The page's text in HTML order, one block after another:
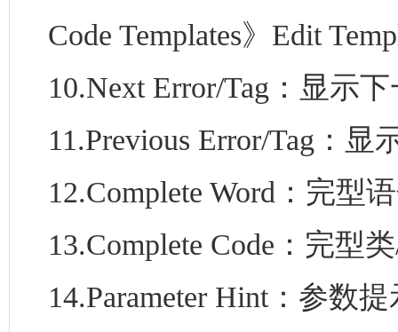
Code Templates》Edit
10.Next Error/Tag：显示
11.Previous Error/Tag：
12.Complete Word：完型
13.Complete Code：完型
14.Parameter Hint：参数